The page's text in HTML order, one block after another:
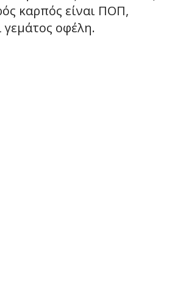
καρπός είναι ΠΟΠ,
γεμάτος οφέλη.